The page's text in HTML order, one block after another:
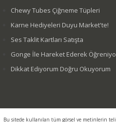
Chewy Tubes Çiğneme Tüpleri
Karne Hediyeleri Duyu Market'te!
Ses Taklit Kartları Satışta
Gonge İle Hareket Ederek
Dikkat Ediyorum Doğru Okuyorum
Bu sitede kullanılan tüm görsel ve metinlerin